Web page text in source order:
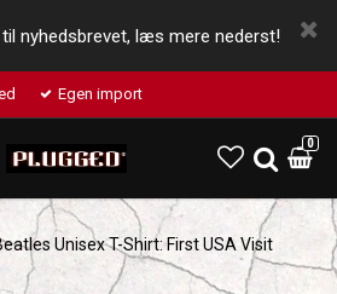
nyhedsbrevet, læs mere nederst!
Egen import
0
Unisex T-Shirt: First USA Visit